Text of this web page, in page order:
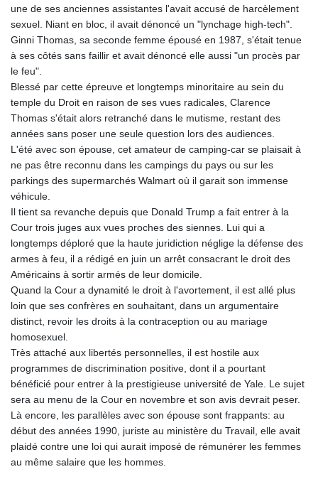
une de ses anciennes assistantes l'avait accusé de harcèlement
sexuel. Niant en bloc, il avait dénoncé un "lynchage high-tech".
Ginni Thomas, sa seconde femme épousé en 1987, s'était tenue
à ses côtés sans faillir et avait dénoncé elle aussi "un procès par
le feu".
Blessé par cette épreuve et longtemps minoritaire au sein du
temple du Droit en raison de ses vues radicales, Clarence
Thomas s'était alors retranché dans le mutisme, restant des
années sans poser une seule question lors des audiences.
L'été avec son épouse, cet amateur de camping-car se plaisait à
ne pas être reconnu dans les campings du pays ou sur les
parkings des supermarchés Walmart où il garait son immense
véhicule.
Il tient sa revanche depuis que Donald Trump a fait entrer à la
Cour trois juges aux vues proches des siennes. Lui qui a
longtemps déploré que la haute juridiction néglige la défense des
armes à feu, il a rédigé en juin un arrêt consacrant le droit des
Américains à sortir armés de leur domicile.
Quand la Cour a dynamité le droit à l'avortement, il est allé plus
loin que ses confrères en souhaitant, dans un argumentaire
distinct, revoir les droits à la contraception ou au mariage
homosexuel.
Très attaché aux libertés personnelles, il est hostile aux
programmes de discrimination positive, dont il a pourtant
bénéficié pour entrer à la prestigieuse université de Yale. Le sujet
sera au menu de la Cour en novembre et son avis devrait peser.
Là encore, les parallèles avec son épouse sont frappants: au
début des années 1990, juriste au ministère du Travail, elle avait
plaidé contre une loi qui aurait imposé de rémunérer les femmes
au même salaire que les hommes.